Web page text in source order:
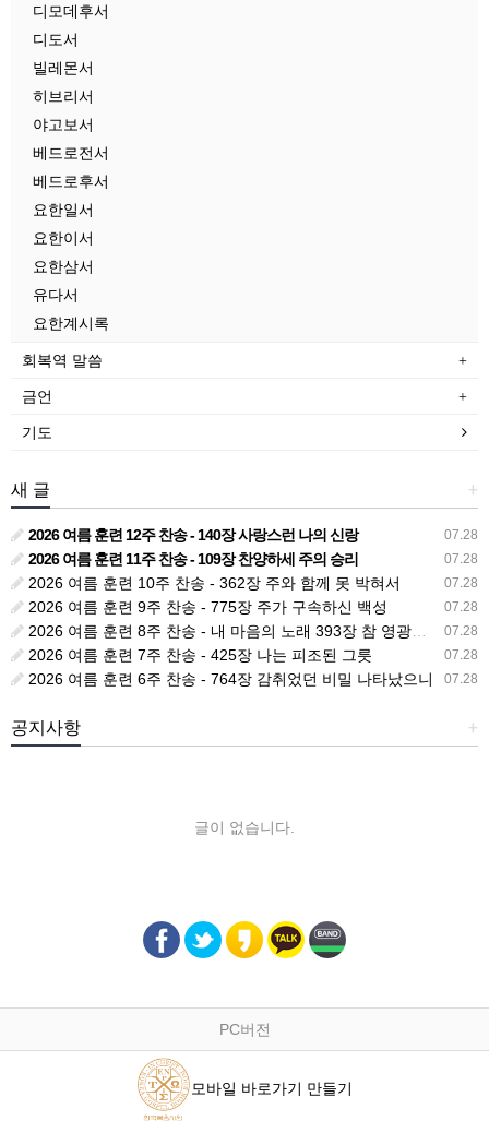
디모데후서
디도서
빌레몬서
히브리서
야고보서
베드로전서
베드로후서
요한일서
요한이서
요한삼서
유다서
요한계시록
회복역 말씀
금언
기도
+
새 글
07.28
2026 여름 훈련 12주 찬송 - 140장 사랑스런 나의 신랑
07.28
2026 여름 훈련 11주 찬송 - 109장 찬양하세 주의 승리
07.28
2026 여름 훈련 10주 찬송 - 362장 주와 함께 못 박혀서
07.28
2026 여름 훈련 9주 찬송 - 775장 주가 구속하신 백성
07.28
2026 여름 훈련 8주 찬송 - 내 마음의 노래 393장 참 영광스런 우리 왕
07.28
2026 여름 훈련 7주 찬송 - 425장 나는 피조된 그릇
07.28
2026 여름 훈련 6주 찬송 - 764장 감취었던 비밀 나타났으니
+
공지사항
글이 없습니다.
PC버전
모바일 바로가기 만들기